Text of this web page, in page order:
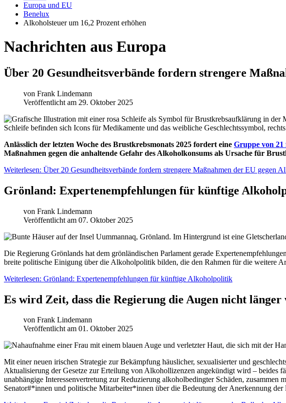
Europa und EU
Benelux
Alkoholsteuer um 16,2 Prozent erhöhen
Nachrichten aus Europa
Über 20 Gesundheitsverbände fordern strengere
von Frank Lindemann
Veröffentlicht am 29. Oktober 2025
Anlässlich der letzten Woche des Brustkrebsmonats 2025 fordert eine Gruppe von 21
Maßnahmen gegen die anhaltende Gefahr des Alkoholkonsums als Ursache für
Weiterlesen: Über 20 Gesundheitsverbände fordern strengere Maßnahmen der EU gegen
Grönland: Expertenempfehlungen für künftige
von Frank Lindemann
Veröffentlicht am 07. Oktober 2025
Die Regierung Grönlands hat dem grönländischen Parlament gerade
breite politische Einigung über die Alkoholpolitik bilden, die den Rahmen für die weitere
Weiterlesen: Grönland: Expertenempfehlungen für künftige Alkoholpolitik
Es wird Zeit, dass die Regierung die Augen nicht
von Frank Lindemann
Veröffentlicht am 01. Oktober 2025
Mit einer neuen irischen Strategie zur Bekämpfung häuslicher, sexualisierter und
Aktualisierung der Gesetze zur Erteilung von Alkohollizenzen angekündigt wird –
unabhängige Interessenvertretung zur Reduzierung alkoholbedingter Schäden,
Senator#*innen und politische Mitarbeiter*innen über die Bedeutung der Anerkennung